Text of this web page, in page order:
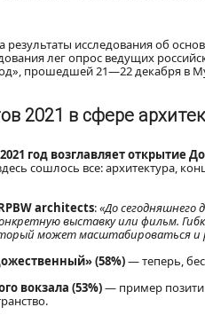
исследования об
лег опрос ведущих
прошедшей 21—22 декабря в
2021 в сфере
год возглавляет открытие
сошлось все: архитектура,
architects:«До
выставку или фильм.
может масштабироваться и
(58%)— теперь,
вокзала (53%)— пример